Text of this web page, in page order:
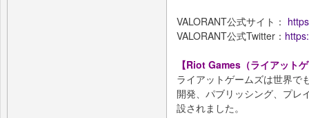
VALORANT公式サイト：
VALORANT公式Twitter：
【Riot Games（ライアット
ライアットゲームズは世界で
開発、パブリッシング、プレ
設されました。